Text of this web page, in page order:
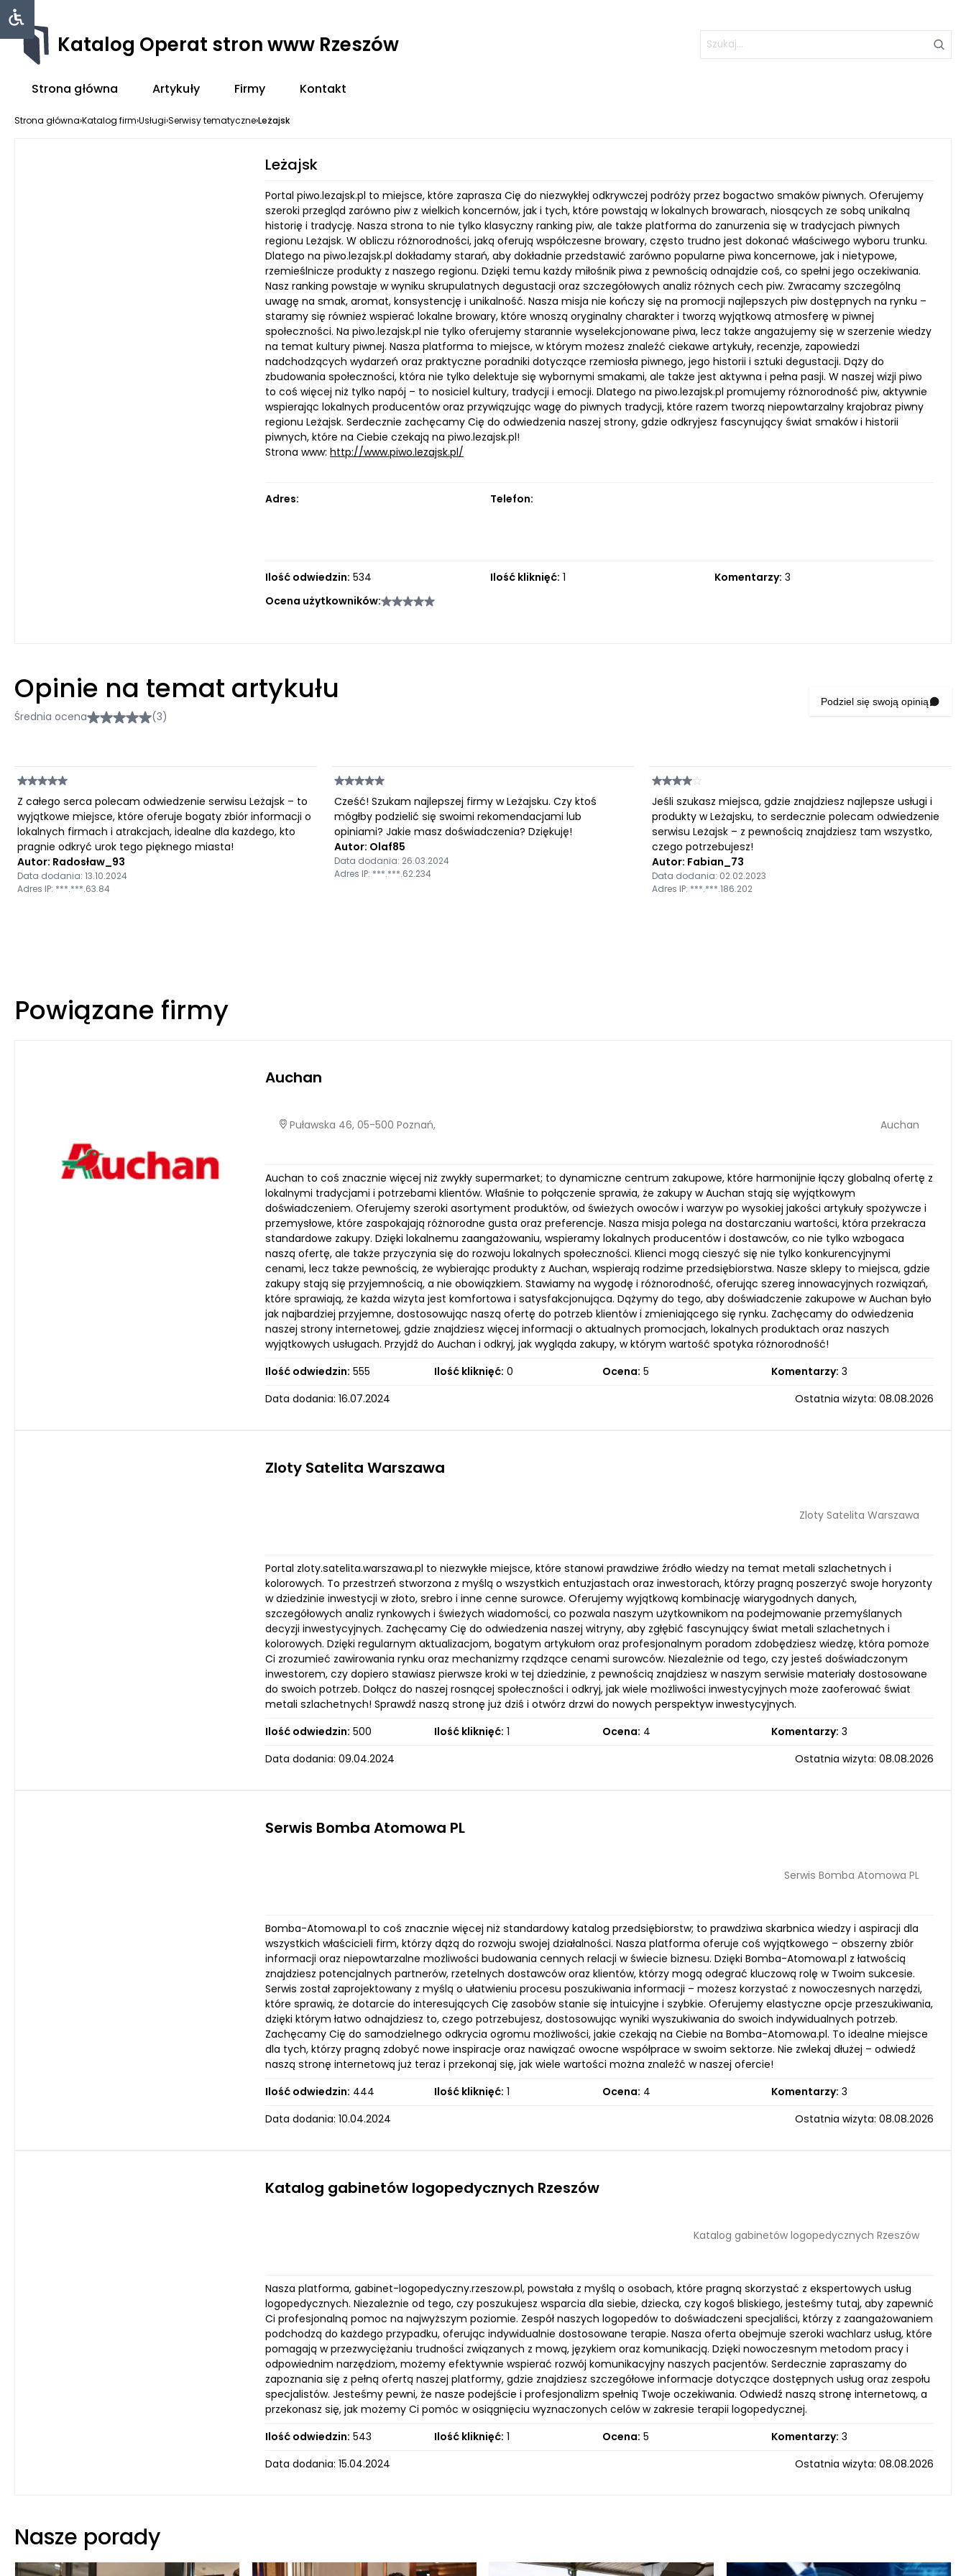
Katalog Operat stron www Rzeszów
Strona główna Artykuły Firmy Kontakt
Strona główna›Katalog firm›Usługi›Serwisy tematyczne›Leżajsk
Leżajsk
Portal piwo.lezajsk.pl to miejsce, które zaprasza Cię do niezwykłej odkrywczej podróży przez bogactwo smaków piwnych. Oferujemy
szeroki przegląd zarówno piw z wielkich koncernów, jak i tych, które powstają w lokalnych browarach, niosących ze sobą unikalną
historię i tradycję. Nasza strona to nie tylko klasyczny ranking piw, ale także platforma do zanurzenia się w tradycjach piwnych
regionu Leżajsk. W obliczu różnorodności, jaką oferują współczesne browary, często trudno jest dokonać właściwego wyboru trunku.
Dlatego na piwo.lezajsk.pl dokładamy starań, aby dokładnie przedstawić zarówno popularne piwa koncernowe, jak i nietypowe,
rzemieślnicze produkty z naszego regionu. Dzięki temu każdy miłośnik piwa z pewnością odnajdzie coś, co spełni jego oczekiwania.
Nasz ranking powstaje w wyniku skrupulatnych degustacji oraz szczegółowych analiz różnych cech piw. Zwracamy szczególną
uwagę na smak, aromat, konsystencję i unikalność. Nasza misja nie kończy się na promocji najlepszych piw dostępnych na rynku –
staramy się również wspierać lokalne browary, które wnoszą oryginalny charakter i tworzą wyjątkową atmosferę w piwnej
społeczności. Na piwo.lezajsk.pl nie tylko oferujemy starannie wyselekcjonowane piwa, lecz także angażujemy się w szerzenie wiedzy
na temat kultury piwnej. Nasza platforma to miejsce, w którym możesz znaleźć ciekawe artykuły, recenzje, zapowiedzi
nadchodzących wydarzeń oraz praktyczne poradniki dotyczące rzemiosła piwnego, jego historii i sztuki degustacji. Dąży do
zbudowania społeczności, która nie tylko delektuje się wybornymi smakami, ale także jest aktywna i pełna pasji. W naszej wizji piwo
to coś więcej niż tylko napój – to nosiciel kultury, tradycji i emocji. Dlatego na piwo.lezajsk.pl promujemy różnorodność piw, aktywnie
wspierając lokalnych producentów oraz przywiązując wagę do piwnych tradycji, które razem tworzą niepowtarzalny krajobraz piwny
regionu Leżajsk. Serdecznie zachęcamy Cię do odwiedzenia naszej strony, gdzie odkryjesz fascynujący świat smaków i historii
piwnych, które na Ciebie czekają na piwo.lezajsk.pl!
Strona www: http://www.piwo.lezajsk.pl/
Adres: Telefon:
Ilość odwiedzin: 534 Ilość kliknięć: 1 Komentarzy: 3
Ocena użytkowników:
Opinie na temat artykułu
Średnia ocena (3)
Podziel się swoją opinią
Z całego serca polecam odwiedzenie serwisu Leżajsk – to
wyjątkowe miejsce, które oferuje bogaty zbiór informacji o
lokalnych firmach i atrakcjach, idealne dla każdego, kto
pragnie odkryć urok tego pięknego miasta!
Autor: Radosław_93
Data dodania: 13.10.2024
Adres IP: ***.***.63.84
Cześć! Szukam najlepszej firmy w Leżajsku. Czy ktoś
mógłby podzielić się swoimi rekomendacjami lub
opiniami? Jakie masz doświadczenia? Dziękuję!
Autor: Olaf85
Data dodania: 26.03.2024
Adres IP: ***.***.62.234
Jeśli szukasz miejsca, gdzie znajdziesz najlepsze usługi i
produkty w Leżajsku, to serdecznie polecam odwiedzenie
serwisu Leżajsk – z pewnością znajdziesz tam wszystko,
czego potrzebujesz!
Autor: Fabian_73
Data dodania: 02.02.2023
Adres IP: ***.***.186.202
Powiązane firmy
Auchan
Puławska 46, 05-500 Poznań, Auchan
Auchan to coś znacznie więcej niż zwykły supermarket; to dynamiczne centrum zakupowe, które harmonijnie łączy globalną ofertę z
lokalnymi tradycjami i potrzebami klientów. Właśnie to połączenie sprawia, że zakupy w Auchan stają się wyjątkowym
doświadczeniem. Oferujemy szeroki asortyment produktów, od świeżych owoców i warzyw po wysokiej jakości artykuły spożywcze i
przemysłowe, które zaspokajają różnorodne gusta oraz preferencje. Nasza misja polega na dostarczaniu wartości, która przekracza
standardowe zakupy. Dzięki lokalnemu zaangażowaniu, wspieramy lokalnych producentów i dostawców, co nie tylko wzbogaca
naszą ofertę, ale także przyczynia się do rozwoju lokalnych społeczności. Klienci mogą cieszyć się nie tylko konkurencyjnymi
cenami, lecz także pewnością, że wybierając produkty z Auchan, wspierają rodzime przedsiębiorstwa. Nasze sklepy to miejsca, gdzie
zakupy stają się przyjemnością, a nie obowiązkiem. Stawiamy na wygodę i różnorodność, oferując szereg innowacyjnych rozwiązań,
które sprawiają, że każda wizyta jest komfortowa i satysfakcjonująca. Dążymy do tego, aby doświadczenie zakupowe w Auchan było
jak najbardziej przyjemne, dostosowując naszą ofertę do potrzeb klientów i zmieniającego się rynku. Zachęcamy do odwiedzenia
naszej strony internetowej, gdzie znajdziesz więcej informacji o aktualnych promocjach, lokalnych produktach oraz naszych
wyjątkowych usługach. Przyjdź do Auchan i odkryj, jak wygląda zakupy, w którym wartość spotyka różnorodność!
Ilość odwiedzin: 555 Ilość kliknięć: 0 Ocena: 5 Komentarzy: 3
Data dodania: 16.07.2024
Ostatnia wizyta: 08.08.2026
Zloty Satelita Warszawa
Zloty Satelita Warszawa
Portal zloty.satelita.warszawa.pl to niezwykłe miejsce, które stanowi prawdziwe źródło wiedzy na temat metali szlachetnych i
kolorowych. To przestrzeń stworzona z myślą o wszystkich entuzjastach oraz inwestorach, którzy pragną poszerzyć swoje horyzonty
w dziedzinie inwestycji w złoto, srebro i inne cenne surowce. Oferujemy wyjątkową kombinację wiarygodnych danych,
szczegółowych analiz rynkowych i świeżych wiadomości, co pozwala naszym użytkownikom na podejmowanie przemyślanych
decyzji inwestycyjnych. Zachęcamy Cię do odwiedzenia naszej witryny, aby zgłębić fascynujący świat metali szlachetnych i
kolorowych. Dzięki regularnym aktualizacjom, bogatym artykułom oraz profesjonalnym poradom zdobędziesz wiedzę, która pomoże
Ci zrozumieć zawirowania rynku oraz mechanizmy rządzące cenami surowców. Niezależnie od tego, czy jesteś doświadczonym
inwestorem, czy dopiero stawiasz pierwsze kroki w tej dziedzinie, z pewnością znajdziesz w naszym serwisie materiały dostosowane
do swoich potrzeb. Dołącz do naszej rosnącej społeczności i odkryj, jak wiele możliwości inwestycyjnych może zaoferować świat
metali szlachetnych! Sprawdź naszą stronę już dziś i otwórz drzwi do nowych perspektyw inwestycyjnych.
Ilość odwiedzin: 500 Ilość kliknięć: 1 Ocena: 4 Komentarzy: 3
Data dodania: 09.04.2024
Ostatnia wizyta: 08.08.2026
Serwis Bomba Atomowa PL
Serwis Bomba Atomowa PL
Bomba-Atomowa.pl to coś znacznie więcej niż standardowy katalog przedsiębiorstw; to prawdziwa skarbnica wiedzy i aspiracji dla
wszystkich właścicieli firm, którzy dążą do rozwoju swojej działalności. Nasza platforma oferuje coś wyjątkowego – obszerny zbiór
informacji oraz niepowtarzalne możliwości budowania cennych relacji w świecie biznesu. Dzięki Bomba-Atomowa.pl z łatwością
znajdziesz potencjalnych partnerów, rzetelnych dostawców oraz klientów, którzy mogą odegrać kluczową rolę w Twoim sukcesie.
Serwis został zaprojektowany z myślą o ułatwieniu procesu poszukiwania informacji – możesz korzystać z nowoczesnych narzędzi,
które sprawią, że dotarcie do interesujących Cię zasobów stanie się intuicyjne i szybkie. Oferujemy elastyczne opcje przeszukiwania,
dzięki którym łatwo odnajdziesz to, czego potrzebujesz, dostosowując wyniki wyszukiwania do swoich indywidualnych potrzeb.
Zachęcamy Cię do samodzielnego odkrycia ogromu możliwości, jakie czekają na Ciebie na Bomba-Atomowa.pl. To idealne miejsce
dla tych, którzy pragną zdobyć nowe inspiracje oraz nawiązać owocne współprace w swoim sektorze. Nie zwlekaj dłużej – odwiedź
naszą stronę internetową już teraz i przekonaj się, jak wiele wartości można znaleźć w naszej ofercie!
Ilość odwiedzin: 444 Ilość kliknięć: 1 Ocena: 4 Komentarzy: 3
Data dodania: 10.04.2024
Ostatnia wizyta: 08.08.2026
Katalog gabinetów logopedycznych Rzeszów
Katalog gabinetów logopedycznych Rzeszów
Nasza platforma, gabinet-logopedyczny.rzeszow.pl, powstała z myślą o osobach, które pragną skorzystać z ekspertowych usług
logopedycznych. Niezależnie od tego, czy poszukujesz wsparcia dla siebie, dziecka, czy kogoś bliskiego, jesteśmy tutaj, aby zapewnić
Ci profesjonalną pomoc na najwyższym poziomie. Zespół naszych logopedów to doświadczeni specjaliści, którzy z zaangażowaniem
podchodzą do każdego przypadku, oferując indywidualnie dostosowane terapie. Nasza oferta obejmuje szeroki wachlarz usług, które
pomagają w przezwyciężaniu trudności związanych z mową, językiem oraz komunikacją. Dzięki nowoczesnym metodom pracy i
odpowiednim narzędziom, możemy efektywnie wspierać rozwój komunikacyjny naszych pacjentów. Serdecznie zapraszamy do
zapoznania się z pełną ofertą naszej platformy, gdzie znajdziesz szczegółowe informacje dotyczące dostępnych usług oraz zespołu
specjalistów. Jesteśmy pewni, że nasze podejście i profesjonalizm spełnią Twoje oczekiwania. Odwiedź naszą stronę internetową, a
przekonasz się, jak możemy Ci pomóc w osiągnięciu wyznaczonych celów w zakresie terapii logopedycznej.
Ilość odwiedzin: 543 Ilość kliknięć: 1 Ocena: 5 Komentarzy: 3
Data dodania: 15.04.2024
Ostatnia wizyta: 08.08.2026
Nasze porady